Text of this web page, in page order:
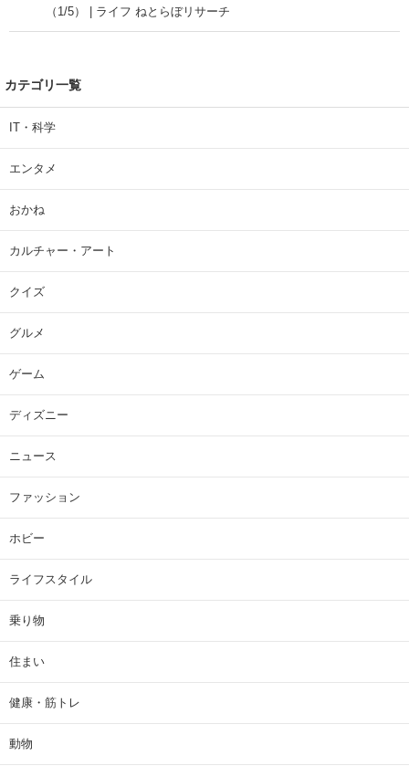
（1/5） | ライフ ねとらぼリサーチ
カテゴリ一覧
IT・科学
エンタメ
おかね
カルチャー・アート
クイズ
グルメ
ゲーム
ディズニー
ニュース
ファッション
ホビー
ライフスタイル
乗り物
住まい
健康・筋トレ
動物